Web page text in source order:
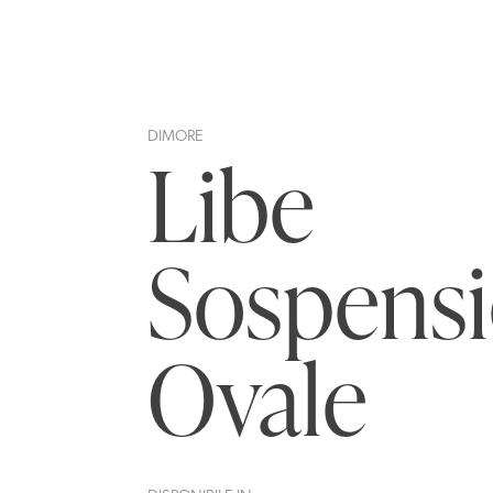
DIMORE
Libe
Ovale